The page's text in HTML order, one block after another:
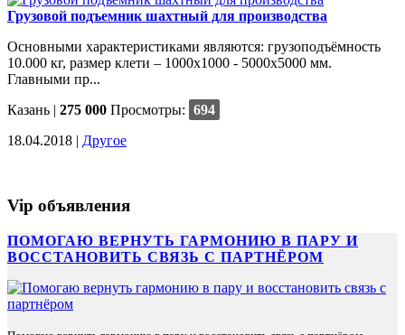
Грузовой подъемник шахтный для производства
Основными характеристиками являются: грузоподъёмность
10.000 кг, размер клети – 1000х1000 - 5000х5000 мм.
Главными пр...
Казань | 275 000 Просмотры: 694
18.04.2018 | Другое
Vip объявления
ПОМОГАЮ ВЕРНУТЬ ГАРМОНИЮ В ПАРУ И
ВОССТАНОВИТЬ СВЯЗЬ С ПАРТНЁРОМ